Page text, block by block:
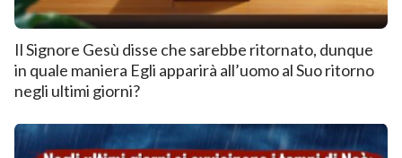
Il Signore Gesù disse che sarebbe ritornato, dunque
in quale maniera Egli apparirà all’uomo al Suo ritorno
negli ultimi giorni?